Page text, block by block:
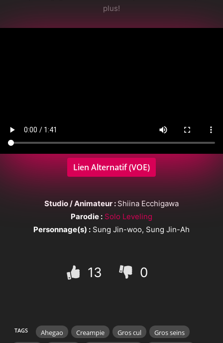
plus!
Lien Alternatif (VOE)
Studio / Animateur : Shiina Ecchigawa
Parodie : Solo Leveling
Personnage(s) : Sung Jin-woo, Sung Jin-Ah
13 0
TAGS Ahegao Creampie Gros cul
Gros seins